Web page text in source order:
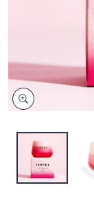
バ
イ
ス
で
左
ス